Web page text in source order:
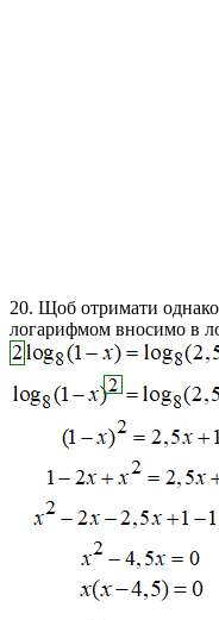
20. Щоб отримати
логарифмом вносимо в